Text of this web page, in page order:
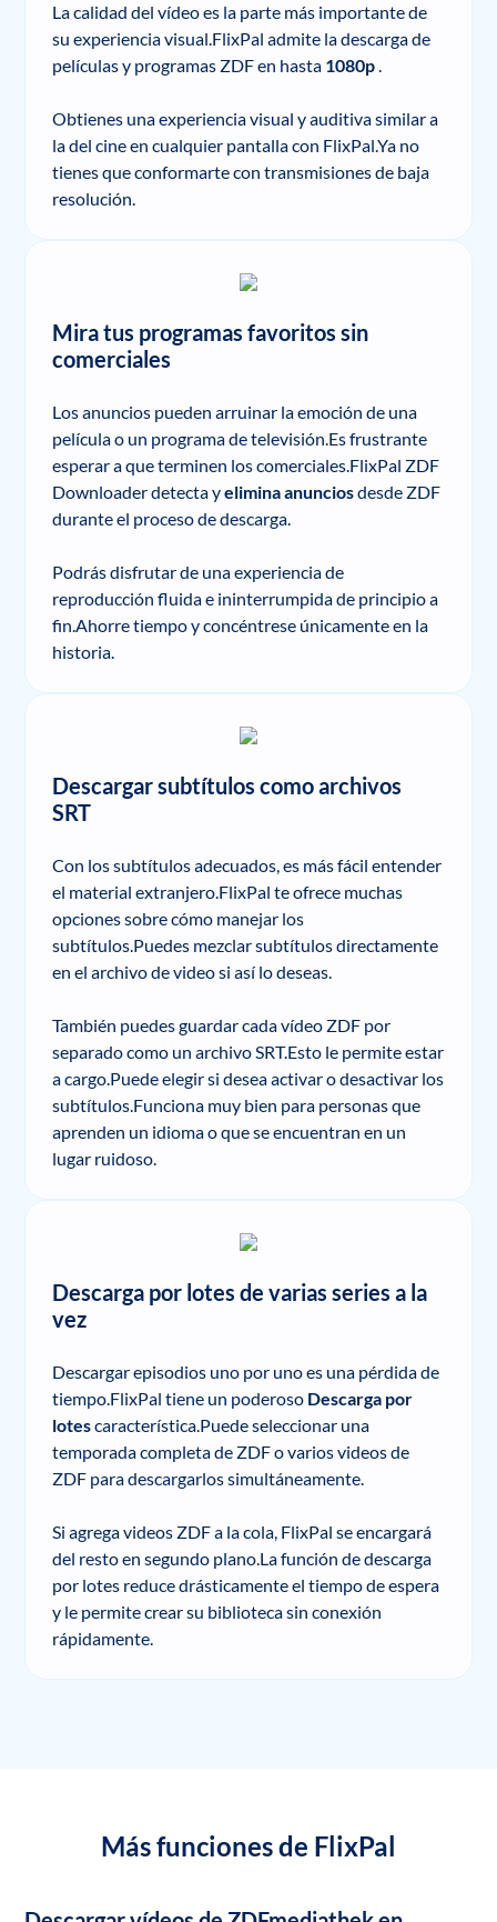
La calidad del vídeo es la parte más importante de
su experiencia visual.FlixPal admite la descarga de
películas y programas ZDF en hasta 1080p.
Obtienes una experiencia visual y auditiva similar a
la del cine en cualquier pantalla con FlixPal.Ya no
tienes que conformarte con transmisiones de baja
resolución.
Mira tus programas favoritos sin
comerciales
Los anuncios pueden arruinar la emoción de una
película o un programa de televisión.Es frustrante
esperar a que terminen los comerciales.FlixPal ZDF
Downloader detecta yelimina anunciosdesde ZDF
durante el proceso de descarga.
Podrás disfrutar de una experiencia de
reproducción fluida e ininterrumpida de principio a
fin.Ahorre tiempo y concéntrese únicamente en la
historia.
Descargar subtítulos como archivos
SRT
Con los subtítulos adecuados, es más fácil entender
el material extranjero.FlixPal te ofrece muchas
opciones sobre cómo manejar los
subtítulos.Puedes mezclar subtítulos directamente
en el archivo de video si así lo deseas.
También puedes guardar cada vídeo ZDF por
separado como un archivo SRT.Esto le permite estar
a cargo.Puede elegir si desea activar o desactivar los
subtítulos.Funciona muy bien para personas que
aprenden un idioma o que se encuentran en un
lugar ruidoso.
Descarga por lotes de varias series a la
vez
Descargar episodios uno por uno es una pérdida de
tiempo.FlixPal tiene un poderoso Descarga por
lotescaracterística.Puede seleccionar una
temporada completa de ZDF o varios videos de
ZDF para descargarlos simultáneamente.
Si agrega videos ZDF a la cola, FlixPal se encargará
del resto en segundo plano.La función de descarga
por lotes reduce drásticamente el tiempo de espera
y le permite crear su biblioteca sin conexión
rápidamente.
Más funciones de FlixPal